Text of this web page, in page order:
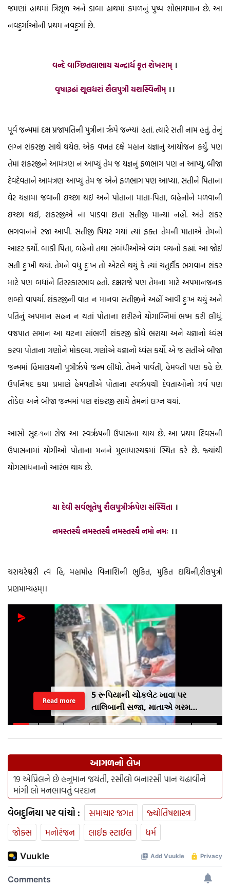
જમણાં હાથમાં ત્રિશૂળ અને ડાબા હાથમાં કમળનું પુષ્પ શોભાયમાન છે. આ
નવદુર્ગાઓની પ્રથમ નવદુર્ગા છે.
વન્દે વાગ્છિતલાભાય ચન્દ્રાર્ધ કૃત શેખરામ્ ।
વૃષારૂઢાં શૂલધરાં શૈલપુત્રી યશસ્વિનીમ્ ।।
પૂર્વ જન્મમાં દક્ષ પ્રજાપતિની પુત્રીના રૃપે જન્મ્યાં હતાં. ત્યારે સતી નામ હતું. તેનું
લગ્ન શંકરજી સાથે થયેલ. એક વખત દક્ષે મહાન યજ્ઞાનું આયોજન કર્યું, પણ
તેમાં શંકરજીને આમંત્રણ ન આપ્યું તેમ જ યજ્ઞનું ફળભાગ પણ ન આપ્યું. બીજા
દેવદેવતાને આમંત્રણ આપ્યું તેમ જ એને ફળભાગ પણ આપ્યા. સતીને પિતાના
ઘેર યજ્ઞામાં જવાની ઇચ્છા થઈ અને પોતાનાં માતા-પિતા, બહેનોને મળવાની
ઇચ્છા થઈ, શંકરજીએ ના પાડવા છતાં સતીજી માન્યાં નહીં. અંતે શંકર
ભગવાનને રજા આપી. સતીજી પિયર ગયાં ત્યાં ફક્ત તેમની માતાએ તેમનો
આદર કર્યો. બાકી પિતા, બહેનો તથા સંબંધીઓએ વ્યંગ વચનો કહ્યાં. આ જોઈ
સતી દુઃખી થયાં. તેમને વધુ દુઃખ તો એટલે થયું કે ત્યાં ચતુર્દીક ભગવાન શંકર
માટે પણ બધાંને તિરસ્કારભાવ હતો. દક્ષરાજે પણ તેમના માટે અપમાનજનક
શબ્દો વાપર્યા. શંકરજીની વાત ન માનવા સતીજીને અહીં આવી દુઃખ થયું અને
પતિનું અપમાન સહન ન થતાં પોતાના શરીરને યોગાગ્નિમાં ભષ્મ કરી લીધું.
વજ્રપાત સમાન આ ઘટના સાંભળી શંકરજી ક્રોધે ભરાયા અને યજ્ઞાનો ધ્વંસ
કરવા પોતાના ગણોને મોકલ્યા. ગણોએ યજ્ઞાનો ધ્વંસ કર્યો. એ જ સતીએ બીજા
જન્મમાં હિમાલયની પુત્રીરૃપે જન્મ લીધો. તેમને પાર્વતી, હેમવતી પણ કહે છે.
ઉપનિષદ કથા પ્રમાણે હેમવતીએ પોતાના સ્વરૃપથી દેવતાઓનો ગર્વ પણ
તોડેલ અને બીજા જન્મમાં પણ શંકરજી સાથે તેમનાં લગ્ન થયાં.
આસો સુદ-૧ના રોજ આ સ્વરૃપની ઉપાસના થાય છે. આ પ્રથમ દિવસની
ઉપાસનામાં યોગીઓ પોતાના મનને મુલાધારચક્રમાં સ્થિત કરે છે. જ્યાંથી
યોગસાધનાનો આરંભ થાય છે.
યા દેવી સર્વભૂતેષુ શૈલપુત્રીરૃપેણ સંસ્થિતા ।
નમસ્તસ્યૈ નમસ્તસ્યૈ નમસ્તસ્યૈ નમો નમઃ ।।
ચરાચરેશ્વરી ત્વં હિ, મહામોહ વિનાશિની ભુકિત, મુકિત દાયિની,શૈલપુત્રીં
પ્રણમામ્યહમ્।।
5 રૂપિયાની ચોકલેટ ખાવા પર
તાલિબાની સજા, માતાએ ગરમ
ચપ્પુથી પુત્રના પગમાં આપ્યો ડામ,
Read more
આગળનો લેખ
19 એપ્રિલને છે હનુમાન જયંતી, રસીલો બનારસી પાન ચઢાવીને
માંગી લો મનભાવતું વરદાન
વેબદુનિયા પર વાંચો : સમાચાર જગત
જ્યોતિષશાસ્ત્ર
જોક્સ
મનોરંજન લાઈફ સ્ટાઈલ ધર્મ